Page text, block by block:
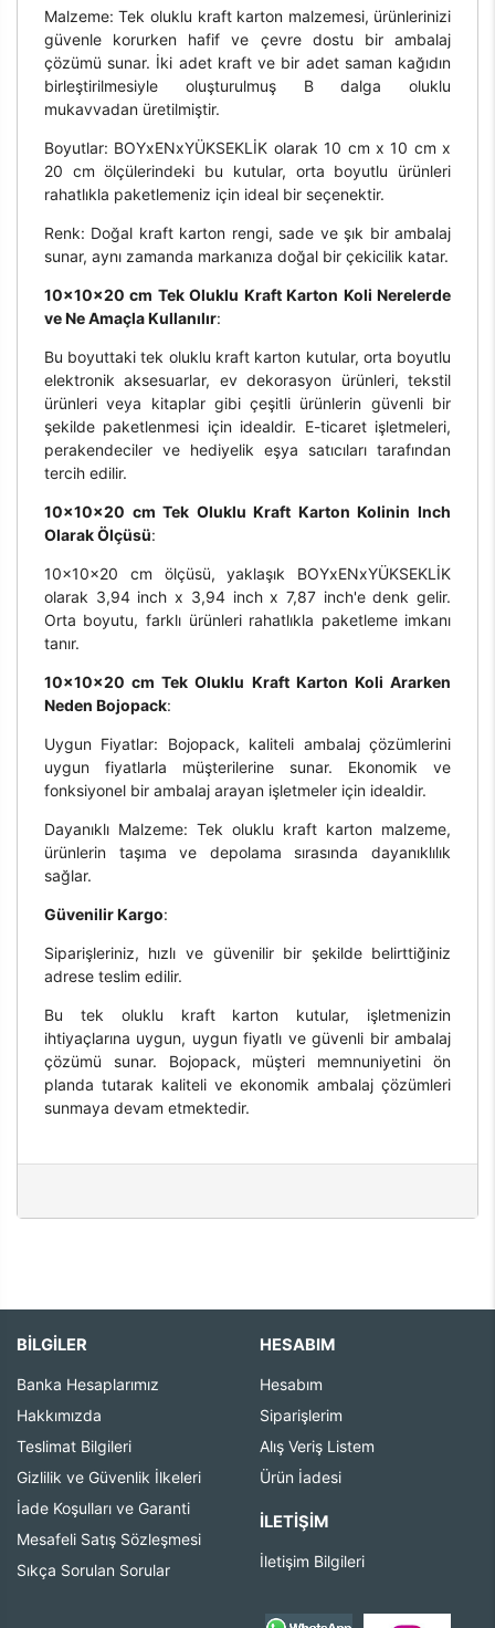
Malzeme: Tek oluklu kraft karton malzemesi, ürünlerinizi
güvenle korurken hafif ve çevre dostu bir ambalaj
çözümü sunar. İki adet kraft ve bir adet saman kağıdın
birleştirilmesiyle oluşturulmuş B dalga oluklu
mukavvadan üretilmiştir.
Boyutlar: BOYxENxYÜKSEKLİK olarak 10 cm x 10 cm x
20 cm ölçülerindeki bu kutular, orta boyutlu ürünleri
rahatlıkla paketlemeniz için ideal bir seçenektir.
Renk: Doğal kraft karton rengi, sade ve şık bir ambalaj
sunar, aynı zamanda markanıza doğal bir çekicilik katar.
10x10x20 cm Tek Oluklu Kraft Karton Koli Nerelerde
ve Ne Amaçla Kullanılır:
Bu boyuttaki tek oluklu kraft karton kutular, orta boyutlu
elektronik aksesuarlar, ev dekorasyon ürünleri, tekstil
ürünleri veya kitaplar gibi çeşitli ürünlerin güvenli bir
şekilde paketlenmesi için idealdir. E-ticaret işletmeleri,
perakendeciler ve hediyelik eşya satıcıları tarafından
tercih edilir.
10x10x20 cm Tek Oluklu Kraft Karton Kolinin Inch
Olarak Ölçüsü:
10x10x20 cm ölçüsü, yaklaşık BOYxENxYÜKSEKLİK
olarak 3,94 inch x 3,94 inch x 7,87 inch'e denk gelir.
Orta boyutu, farklı ürünleri rahatlıkla paketleme imkanı
tanır.
10x10x20 cm Tek Oluklu Kraft Karton Koli Ararken
Neden Bojopack:
Uygun Fiyatlar: Bojopack, kaliteli ambalaj çözümlerini
uygun fiyatlarla müşterilerine sunar. Ekonomik ve
fonksiyonel bir ambalaj arayan işletmeler için idealdir.
Dayanıklı Malzeme: Tek oluklu kraft karton malzeme,
ürünlerin taşıma ve depolama sırasında dayanıklılık
sağlar.
Güvenilir Kargo:
Siparişleriniz, hızlı ve güvenilir bir şekilde belirttiğiniz
adrese teslim edilir.
Bu tek oluklu kraft karton kutular, işletmenizin
ihtiyaçlarına uygun, uygun fiyatlı ve güvenli bir ambalaj
çözümü sunar. Bojopack, müşteri memnuniyetini ön
planda tutarak kaliteli ve ekonomik ambalaj çözümleri
sunmaya devam etmektedir.
BİLGİLER
Banka Hesaplarımız
Hakkımızda
Teslimat Bilgileri
Gizlilik ve Güvenlik İlkeleri
İade Koşulları ve Garanti
Mesafeli Satış Sözleşmesi
Sıkça Sorulan Sorular
HESABIM
Hesabım
Siparişlerim
Alış Veriş Listem
Ürün İadesi
İLETIŞIM
İletişim Bilgileri